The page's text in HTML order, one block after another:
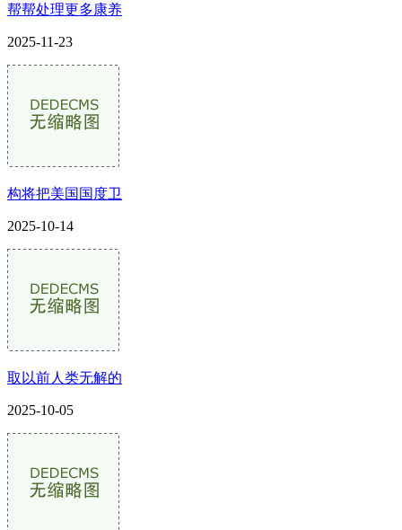
帮帮处理更多康养
2025-11-23
构将把美国国度卫
2025-10-14
取以前人类无解的
2025-10-05